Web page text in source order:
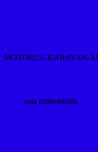
MOTORLU-KARAVAN-
usta mühendislik